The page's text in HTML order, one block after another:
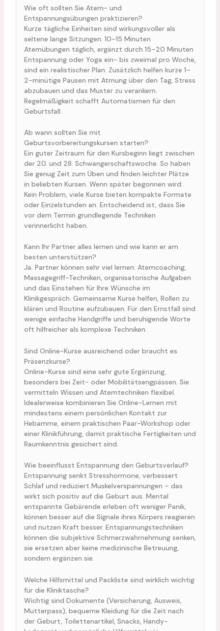
Wie oft sollten Sie Atem- und
Entspannungsübungen praktizieren?
Kurze tägliche Einheiten sind wirkungsvoller als
seltene lange Sitzungen. 10–15 Minuten
Atemübungen täglich, ergänzt durch 15–20 Minuten
Entspannung oder Yoga ein- bis zweimal pro Woche,
sind ein realistischer Plan. Zusätzlich helfen kurze 1–
2-minütige Pausen mit Atmung über den Tag, Stress
abzubauen und das Muster zu verankern.
Regelmäßigkeit schafft Automatismen für den
Geburtsfall.
Ab wann sollten Sie mit
Geburtsvorbereitungskursen starten?
Ein guter Zeitraum für den Kursbeginn liegt zwischen
der 20. und 28. Schwangerschaftswoche. So haben
Sie genug Zeit zum Üben und finden leichter Plätze
in beliebten Kursen. Wenn später begonnen wird:
Kein Problem, viele Kurse bieten kompakte Formate
oder Einzelstunden an. Entscheidend ist, dass Sie
vor dem Termin grundlegende Techniken
verinnerlicht haben.
Kann Ihr Partner alles lernen und wie kann er am
besten unterstützen?
Ja. Partner können sehr viel lernen: Atemcoaching,
Massagegriff-Techniken, organisatorische Aufgaben
und das Einstehen für Ihre Wünsche im
Klinikgespräch. Gemeinsame Kurse helfen, Rollen zu
klären und Routine aufzubauen. Für den Ernstfall sind
wenige einfache Handgriffe und beruhigende Worte
oft hilfreicher als komplexe Techniken.
Sind Online-Kurse ausreichend oder braucht es
Präsenzkurse?
Online-Kurse sind eine sehr gute Ergänzung,
besonders bei Zeit- oder Mobilitätsengpässen. Sie
vermitteln Wissen und Atemtechniken flexibel.
Idealerweise kombinieren Sie Online-Lernen mit
mindestens einem persönlichen Kontakt zur
Hebamme, einem praktischen Paar-Workshop oder
einer Klinikführung, damit praktische Fertigkeiten und
Raumkenntnis gesichert sind.
Wie beeinflusst Entspannung den Geburtsverlauf?
Entspannung senkt Stresshormone, verbessert
Schlaf und reduziert Muskelverspannungen – das
wirkt sich positiv auf die Geburt aus. Mental
entspannte Gebärende erleben oft weniger Panik,
können besser auf die Signale ihres Körpers reagieren
und nutzen Kraft besser. Entspannungstechniken
können die subjektive Schmerzwahrnehmung senken,
sie ersetzen aber keine medizinische Betreuung,
sondern ergänzen sie.
Welche Hilfsmittel und Packliste sind wirklich wichtig
für die Kliniktasche?
Wichtig sind Dokumente (Versicherung, Ausweis,
Mutterpass), bequeme Kleidung für die Zeit nach
der Geburt, Toilettenartikel, Snacks, Handy-